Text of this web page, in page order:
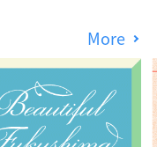
More